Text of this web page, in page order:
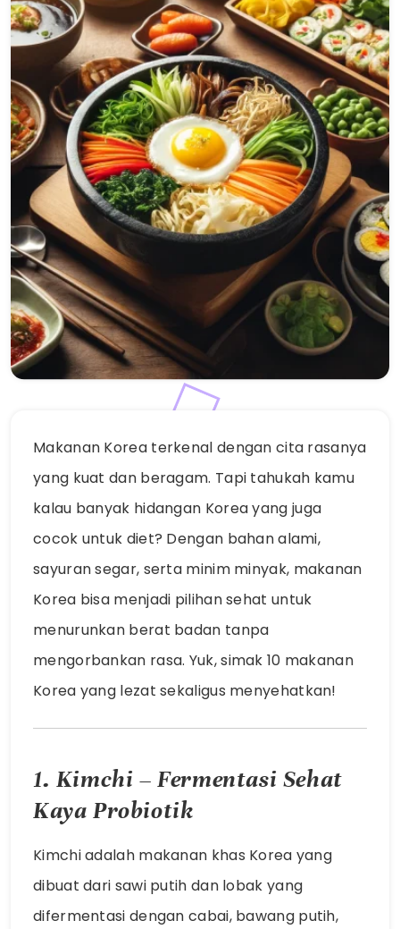
Makanan Korea terkenal dengan cita rasanya
yang kuat dan beragam. Tapi tahukah kamu
kalau banyak hidangan Korea yang juga
cocok untuk diet? Dengan bahan alami,
sayuran segar, serta minim minyak, makanan
Korea bisa menjadi pilihan sehat untuk
menurunkan berat badan tanpa
mengorbankan rasa. Yuk, simak 10 makanan
Korea yang lezat sekaligus menyehatkan!
1. Kimchi – Fermentasi Sehat
Kaya Probiotik
Kimchi adalah makanan khas Korea yang
dibuat dari sawi putih dan lobak yang
difermentasi dengan cabai, bawang putih,